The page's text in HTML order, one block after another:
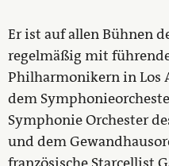
Er ist auf allen Bühnen
regelmäßig mit
Philharmonikern in Los
dem
Symphonie Orchester
und dem